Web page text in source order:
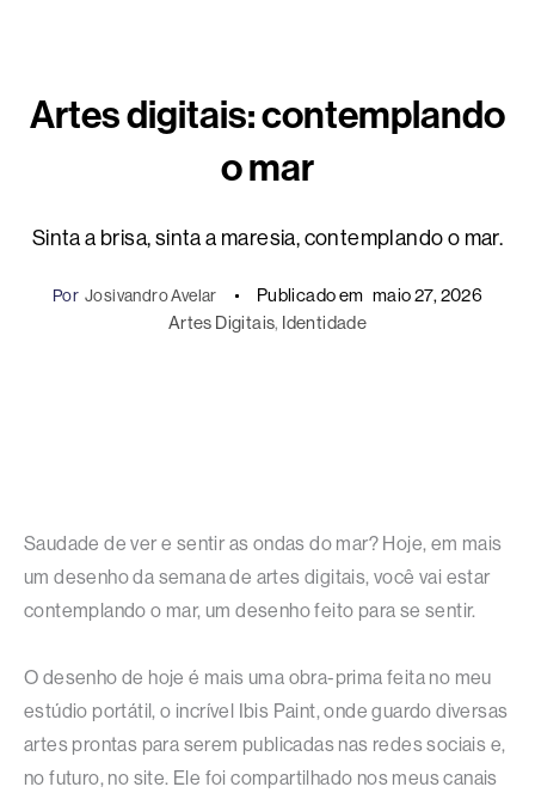
Artes digitais: contemplando
o mar
Sinta a brisa, sinta a maresia, contemplando o mar.
Por Josivandro Avelar Publicado em maio 27, 2026
Artes Digitais, Identidade
Saudade de ver e sentir as ondas do mar? Hoje, em mais
um desenho da semana de artes digitais, você vai estar
contemplando o mar, um desenho feito para se sentir.
O desenho de hoje é mais uma obra-prima feita no meu
estúdio portátil, o incrível Ibis Paint, onde guardo diversas
artes prontas para serem publicadas nas redes sociais e,
no futuro, no site. Ele foi compartilhado nos meus canais